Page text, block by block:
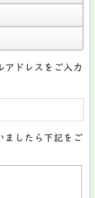
アドレスをご入力
ましたら下記をご